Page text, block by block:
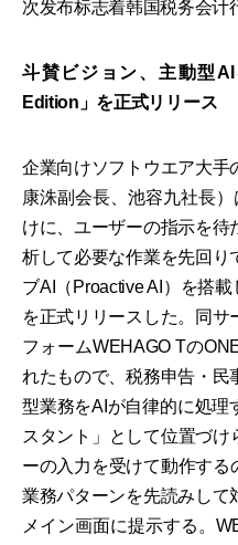
次发布标志着韩国税务会计
斗賛ビジョン、主動型AI
Edition」を正式リリース
企業向けソフトウエア大手
康洙副会長、池容九社長
けに、ユーザーの指示を待
析して必要な作業を先回り
ブAI（Proactive AI）を搭載
を正式リリースした。同サ
フォームWEHAGO Tの
れたもので、税務申告・民
型業務をAIが自律的に処理
スタント」として位置づ
ーの入力を受けて動作する
業務パターンを先読みして
メイン画面に提示する。